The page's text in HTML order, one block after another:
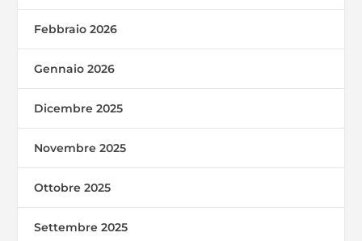
Febbraio 2026
Gennaio 2026
Dicembre 2025
Novembre 2025
Ottobre 2025
Settembre 2025